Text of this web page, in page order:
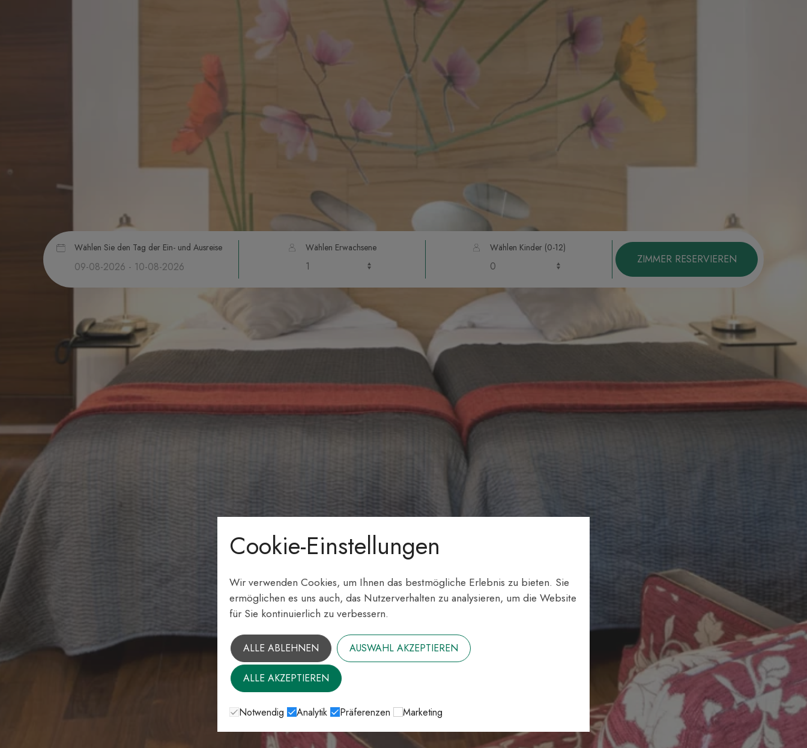
Wählen Sie den Tag der Ein- und Ausreise Wählen Erwachsene Wählen Kinder (0-12)
ZIMMER RESERVIEREN
Cookie-Einstellungen
Wir verwenden Cookies, um Ihnen das bestmögliche Erlebnis zu bieten. Sie
ermöglichen es uns auch, das Nutzerverhalten zu analysieren, um die Website
für Sie kontinuierlich zu verbessern.
ALLE ABLEHNEN AUSWAHL AKZEPTIEREN
ALLE AKZEPTIEREN
Notwendig Analytik Präferenzen Marketing